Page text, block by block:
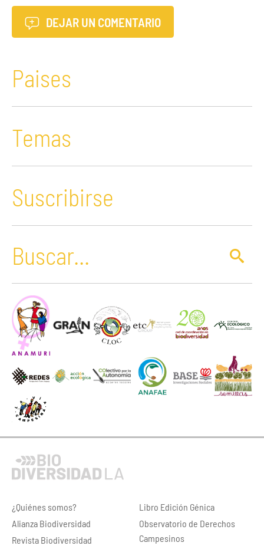
DEJAR UN COMENTARIO
Paises
Temas
Suscribirse
¿Quiénes somos?
Alianza Biodiversidad
Revista Biodiversidad
Libro Edición Génica
Observatorio de Derechos
Campesinos